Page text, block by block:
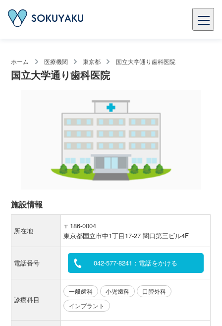
ホーム 医療機関 東京都 国立大学通り歯科医院
国立大学通り歯科医院
施設情報
所在地
〒186-0004
東京都国立市中1丁目17-27 関口第三ビル4F
電話番号 042-577-8241：電話をかける
診療科目
一般歯科 小児歯科
口腔外科
インプラント